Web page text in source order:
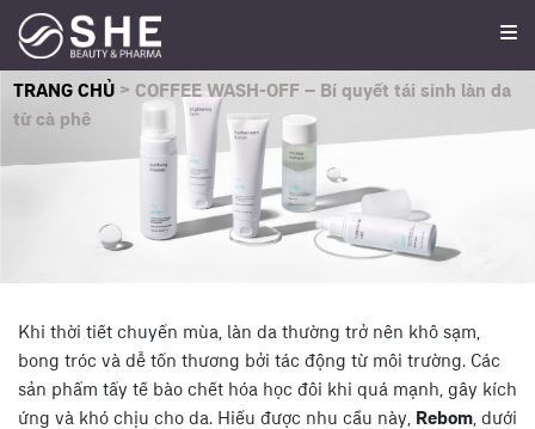
TRANG CHỦ > COFFEE WASH-OFF – Bí quyết tái sinh làn da
từ cà phê
Khi thời tiết chuyển mùa, làn da thường trở nên khô sạm,
bong tróc và dễ tổn thương bởi tác động từ môi trường. Các
sản phẩm tẩy tế bào chết hóa học đôi khi quá mạnh, gây kích
ứng và khó chịu cho da. Hiểu được nhu cầu này, Rebom, dưới